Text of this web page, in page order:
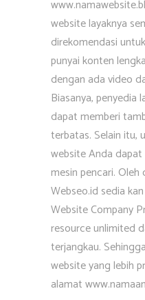
website layaknya
direkomendasi
punyai konten
dengan ada video
Biasanya, penyedia
dapat memberi
terbatas. Selain itu,
website Anda
mesin pencari. Oleh
Webseo.id sedia
Website Company
resource unlimited
terjangkau.
website yang lebih
alamat